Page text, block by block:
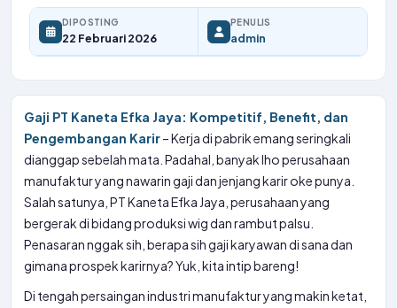
DIPOSTING
22 Februari 2026
PENULIS
admin
Gaji PT Kaneta Efka Jaya: Kompetitif, Benefit, dan
Pengembangan Karir– Kerja di pabrik emang seringkali
dianggap sebelah mata. Padahal, banyak lho perusahaan
manufaktur yang nawarin gaji dan jenjang karir oke punya.
Salah satunya, PT Kaneta Efka Jaya, perusahaan yang
bergerak di bidang produksi wig dan rambut palsu.
Penasaran nggak sih, berapa sih gaji karyawan di sana dan
gimana prospek karirnya? Yuk, kita intip bareng!
Di tengah persaingan industri manufaktur yang makin ketat,